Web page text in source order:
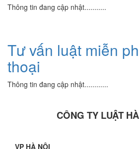
Thông tin đang cập nhật...........
Tư vấn luật miễn
thoại
Thông tin đang cập nhật............
CÔNG TY LUẬT
VP HÀ NỘI